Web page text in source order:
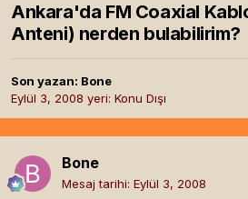
Ankara'da FM Coaxial
Anteni) nerden bulabilirim?
Son yazan: Bone
Eylül 3, 2008 yeri: Konu Dışı
Bone
Mesaj tarihi: Eylül 3, 2008